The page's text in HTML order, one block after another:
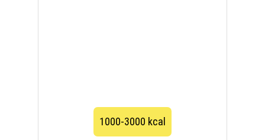
1000-3000 kcal